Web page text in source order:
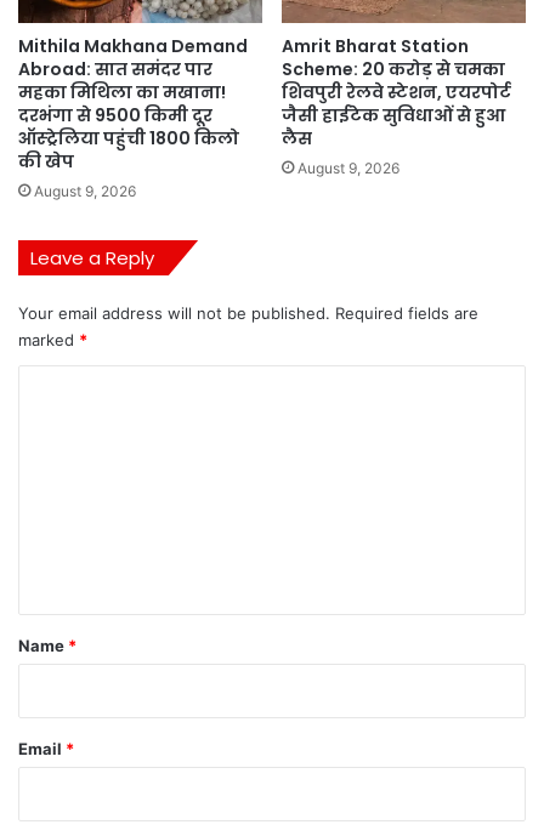
Mithila Makhana Demand
Abroad: सात समंदर पार
महका मिथिला का मखाना!
दरभंगा से 9500 किमी दूर
ऑस्ट्रेलिया पहुंची 1800 किलो
की खेप
August 9, 2026
Amrit Bharat Station
Scheme: 20 करोड़ से चमका
शिवपुरी रेलवे स्टेशन, एयरपोर्ट
जैसी हाईटेक सुविधाओं से हुआ
लैस
August 9, 2026
Leave a Reply
Your email address will not be published. Required fields are
marked *
*
Name *
Email *